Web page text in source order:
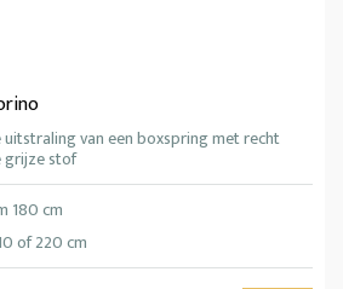
van een boxspring met recht
grijze stof
180 cm
of 220 cm